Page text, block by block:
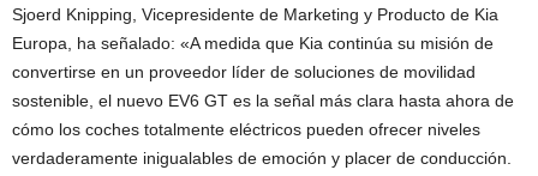
Sjoerd Knipping, Vicepresidente de Marketing y Producto de Kia
Europa, ha señalado: «A medida que Kia continúa su misión de
convertirse en un proveedor líder de soluciones de movilidad
sostenible, el nuevo EV6 GT es la señal más clara hasta ahora de
cómo los coches totalmente eléctricos pueden ofrecer niveles
verdaderamente inigualables de emoción y placer de conducción.